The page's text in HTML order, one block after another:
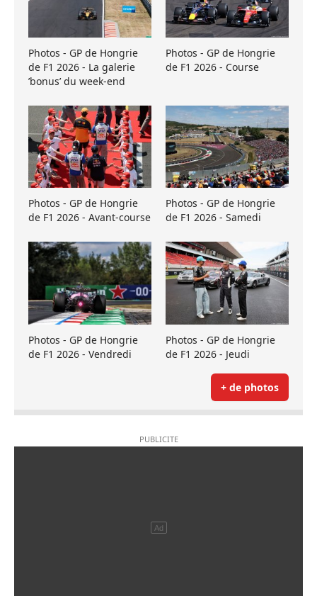
Photos - GP de Hongrie
de F1 2026 - La galerie
’bonus’ du week-end
Photos - GP de Hongrie
de F1 2026 - Course
Photos - GP de Hongrie
de F1 2026 - Avant-course
Photos - GP de Hongrie
de F1 2026 - Samedi
Photos - GP de Hongrie
de F1 2026 - Vendredi
Photos - GP de Hongrie
de F1 2026 - Jeudi
+ de photos